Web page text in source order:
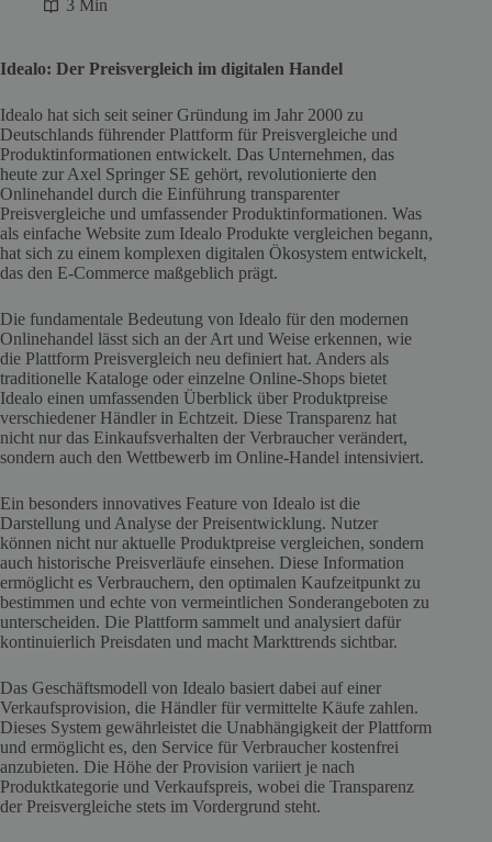
3 Min
Idealo: Der Preisvergleich im digitalen Handel
Idealo hat sich seit seiner Gründung im Jahr 2000 zu
Deutschlands führender Plattform für Preisvergleiche und
Produktinformationen entwickelt. Das Unternehmen, das
heute zur Axel Springer SE gehört, revolutionierte den
Onlinehandel durch die Einführung transparenter
Preisvergleiche und umfassender Produktinformationen. Was
als einfache Website zum Idealo Produkte vergleichen begann,
hat sich zu einem komplexen digitalen Ökosystem entwickelt,
das den E-Commerce maßgeblich prägt.
Die fundamentale Bedeutung von Idealo für den modernen
Onlinehandel lässt sich an der Art und Weise erkennen, wie
die Plattform Preisvergleich neu definiert hat. Anders als
traditionelle Kataloge oder einzelne Online-Shops bietet
Idealo einen umfassenden Überblick über Produktpreise
verschiedener Händler in Echtzeit. Diese Transparenz hat
nicht nur das Einkaufsverhalten der Verbraucher verändert,
sondern auch den Wettbewerb im Online-Handel intensiviert.
Ein besonders innovatives Feature von Idealo ist die
Darstellung und Analyse der Preisentwicklung. Nutzer
können nicht nur aktuelle Produktpreise vergleichen, sondern
auch historische Preisverläufe einsehen. Diese Information
ermöglicht es Verbrauchern, den optimalen Kaufzeitpunkt zu
bestimmen und echte von vermeintlichen Sonderangeboten zu
unterscheiden. Die Plattform sammelt und analysiert dafür
kontinuierlich Preisdaten und macht Markttrends sichtbar.
Das Geschäftsmodell von Idealo basiert dabei auf einer
Verkaufsprovision, die Händler für vermittelte Käufe zahlen.
Dieses System gewährleistet die Unabhängigkeit der Plattform
und ermöglicht es, den Service für Verbraucher kostenfrei
anzubieten. Die Höhe der Provision variiert je nach
Produktkategorie und Verkaufspreis, wobei die Transparenz
der Preisvergleiche stets im Vordergrund steht.